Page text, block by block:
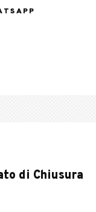
di Chiusura